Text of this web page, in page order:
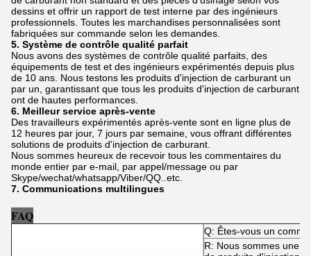
dessins et offrir un rapport de test interne par des ingénieurs
professionnels. Toutes les marchandises personnalisées sont
fabriquées sur commande selon les demandes.
5. Système de contrôle qualité parfait
Nous avons des systèmes de contrôle qualité parfaits, des
équipements de test et des ingénieurs expérimentés depuis plus
de 10 ans. Nous testons les produits d'injection de carburant un
par un, garantissant que tous les produits d'injection de carburant
ont de hautes performances.
6. Meilleur service après-vente
Des travailleurs expérimentés après-vente sont en ligne plus de
12 heures par jour, 7 jours par semaine, vous offrant différentes
solutions de produits d'injection de carburant.
Nous sommes heureux de recevoir tous les commentaires du
monde entier par e-mail, par appel/message ou par
Skype/wechat/whatsapp/Viber/QQ..etc.
7. Communications multilingues
FAQ
Q: Êtes-vous un
R: Nous sommes une